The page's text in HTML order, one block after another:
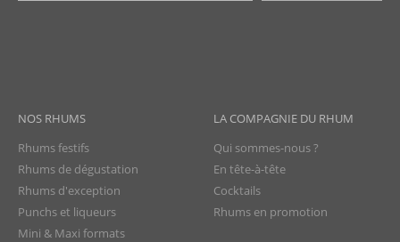
NOS RHUMS
Rhums festifs
Rhums de dégustation
Rhums d'exception
Punchs et liqueurs
Mini & Maxi formats
LA COMPAGNIE DU RHUM
Qui sommes-nous ?
En tête-à-tête
Cocktails
Rhums en promotion